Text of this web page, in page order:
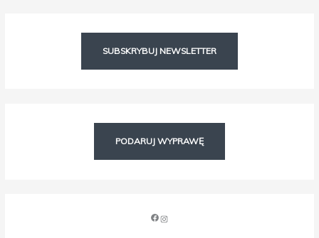
SUBSKRYBUJ NEWSLETTER
PODARUJ WYPRAWĘ